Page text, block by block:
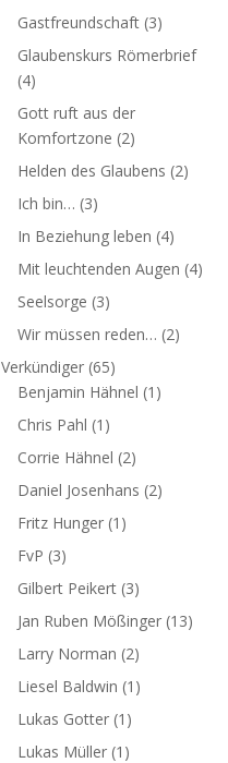
Gastfreundschaft (3)
Glaubenskurs Römerbrief
(4)
Gott ruft aus der
Komfortzone (2)
Helden des Glaubens (2)
Ich bin… (3)
In Beziehung leben (4)
Mit leuchtenden Augen (4)
Seelsorge (3)
Wir müssen reden… (2)
Verkündiger (65)
Benjamin Hähnel (1)
Chris Pahl (1)
Corrie Hähnel (2)
Daniel Josenhans (2)
Fritz Hunger (1)
FvP (3)
Gilbert Peikert (3)
Jan Ruben Mößinger (13)
Larry Norman (2)
Liesel Baldwin (1)
Lukas Gotter (1)
Lukas Müller (1)